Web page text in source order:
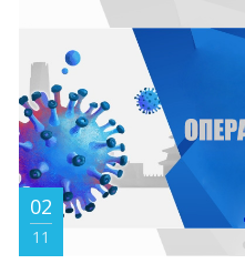
02
11